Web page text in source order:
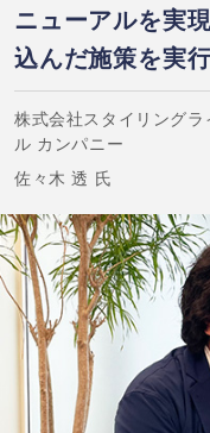
ニューアルを実
込んだ施策を実
株式会社スタイリング
ル カンパニー
佐々木 透 氏